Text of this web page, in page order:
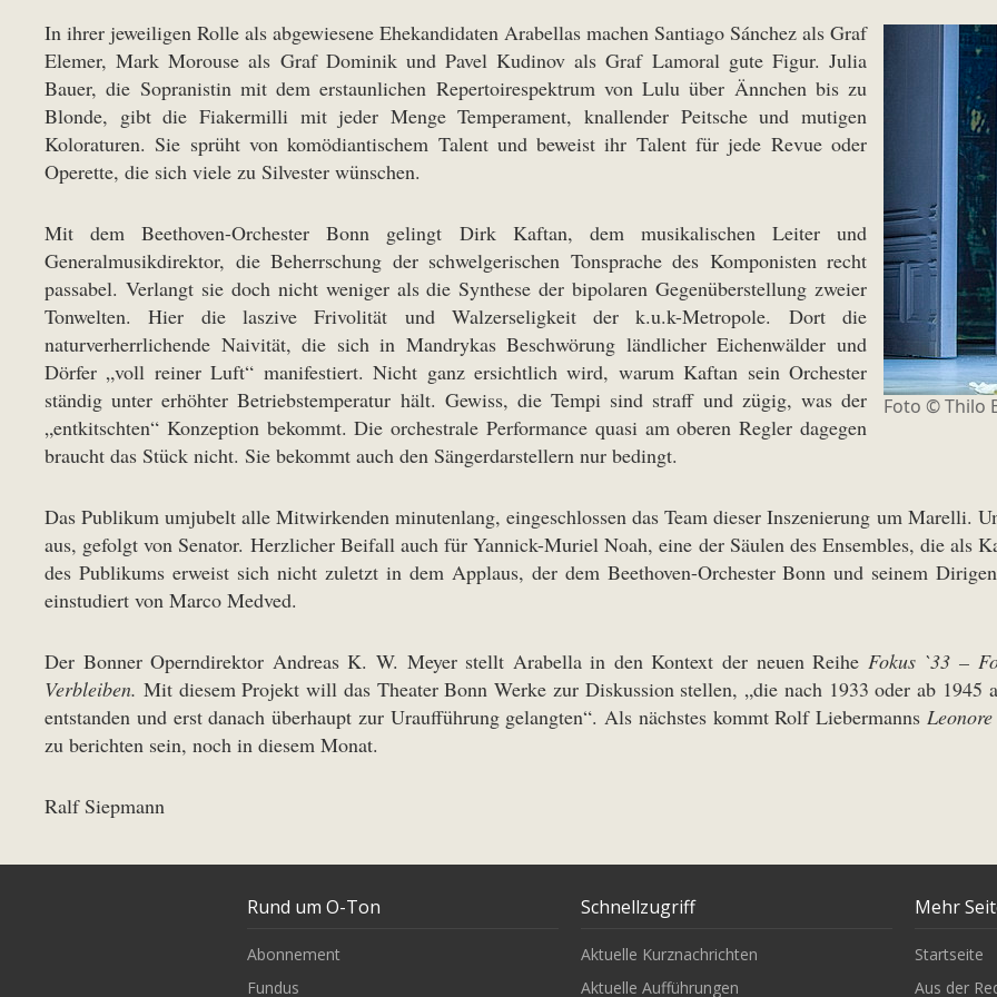
Foto ©Thilo
In ihrer jeweiligen Rolle als abgewiesene Ehekandidaten Arabellas machen Santiago Sánchez als Graf
Elemer, Mark Morouse als Graf Dominik und Pavel Kudinov als Graf Lamoral gute Figur. Julia
Bauer, die Sopranistin mit dem erstaunlichen Repertoirespektrum von Lulu über Ännchen bis zu
Blonde, gibt die Fiakermilli mit jeder Menge Temperament, knallender Peitsche und mutigen
Koloraturen. Sie sprüht von komödiantischem Talent und beweist ihr Talent für jede Revue oder
Operette, die sich viele zu Silvester wünschen.
Mit dem Beethoven-Orchester Bonn gelingt Dirk Kaftan, dem musikalischen Leiter und
Generalmusikdirektor, die Beherrschung der schwelgerischen Tonsprache des Komponisten recht
passabel. Verlangt sie doch nicht weniger als die Synthese der bipolaren Gegenüberstellung zweier
Tonwelten. Hier die laszive Frivolität und Walzerseligkeit der k.u.k-Metropole. Dort die
naturverherrlichende Naivität, die sich in Mandrykas Beschwörung ländlicher Eichenwälder und
Dörfer „voll reiner Luft“ manifestiert. Nicht ganz ersichtlich wird, warum Kaftan sein Orchester
ständig unter erhöhter Betriebstemperatur hält. Gewiss, die Tempi sind straff und zügig, was der
„entkitschten“ Konzeption bekommt. Die orchestrale Performance quasi am oberen Regler dagegen
braucht das Stück nicht. Sie bekommt auch den Sängerdarstellern nur bedingt.
Das Publikum umjubelt alle Mitwirkenden minutenlang, eingeschlossen das Team dieser Inszenierung um Marelli.
aus, gefolgt von Senator. Herzlicher Beifall auch für Yannick-Muriel Noah, eine der Säulen des Ensembles, die als
des Publikums erweist sich nicht zuletzt in dem Applaus, der dem Beethoven-Orchester Bonn und seinem
einstudiert von Marco Medved.
Der Bonner Operndirektor Andreas K. W. Meyer stellt Arabella in den Kontext der neuen Reihe Fokus `33 –
Verbleiben. Mit diesem Projekt will das Theater Bonn Werke zur Diskussion stellen, „die nach 1933 oder ab 1945
entstanden und erst danach überhaupt zur Uraufführung gelangten“. Als nächstes kommt Rolf Liebermanns
zu berichten sein, noch in diesem Monat.
Ralf Siepmann
Rund um O-Ton
Abonnement
Fundus
Schnellzugriff
Aktuelle Kurznachrichten
Aktuelle Aufführungen
Mehr
Startseite
Aus der